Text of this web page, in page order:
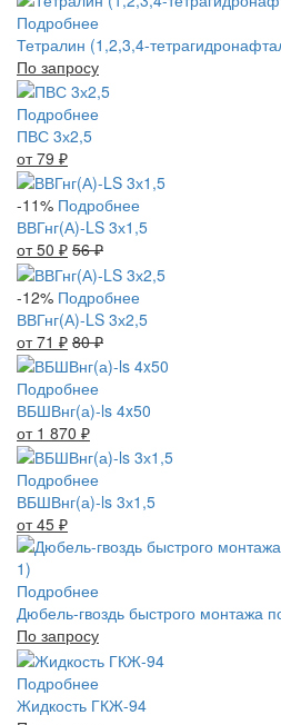
Подробнее
Тетралин (1,2,3,4-
По запросу
Подробнее
ПВС 3х2,5
от 79 ₽
-11% Подробнее
ВВГнг(А)-LS 3х1,5
от 50 ₽ 56₽
-12% Подробнее
ВВГнг(А)-LS 3х2,5
от 71 ₽ 80₽
Подробнее
ВБШВнг(а)-ls 4x50
от 1 870 ₽
Подробнее
ВБШВнг(а)-ls 3х1,5
от 45 ₽
Подробнее
Дюбель-гвоздь быстрого монтажа
По запросу
Подробнее
Жидкость ГКЖ-94